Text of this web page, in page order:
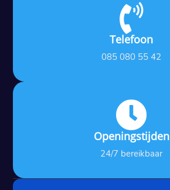

Telefoon
085 080 55 42

Openingstijden
24/7 bereikbaar